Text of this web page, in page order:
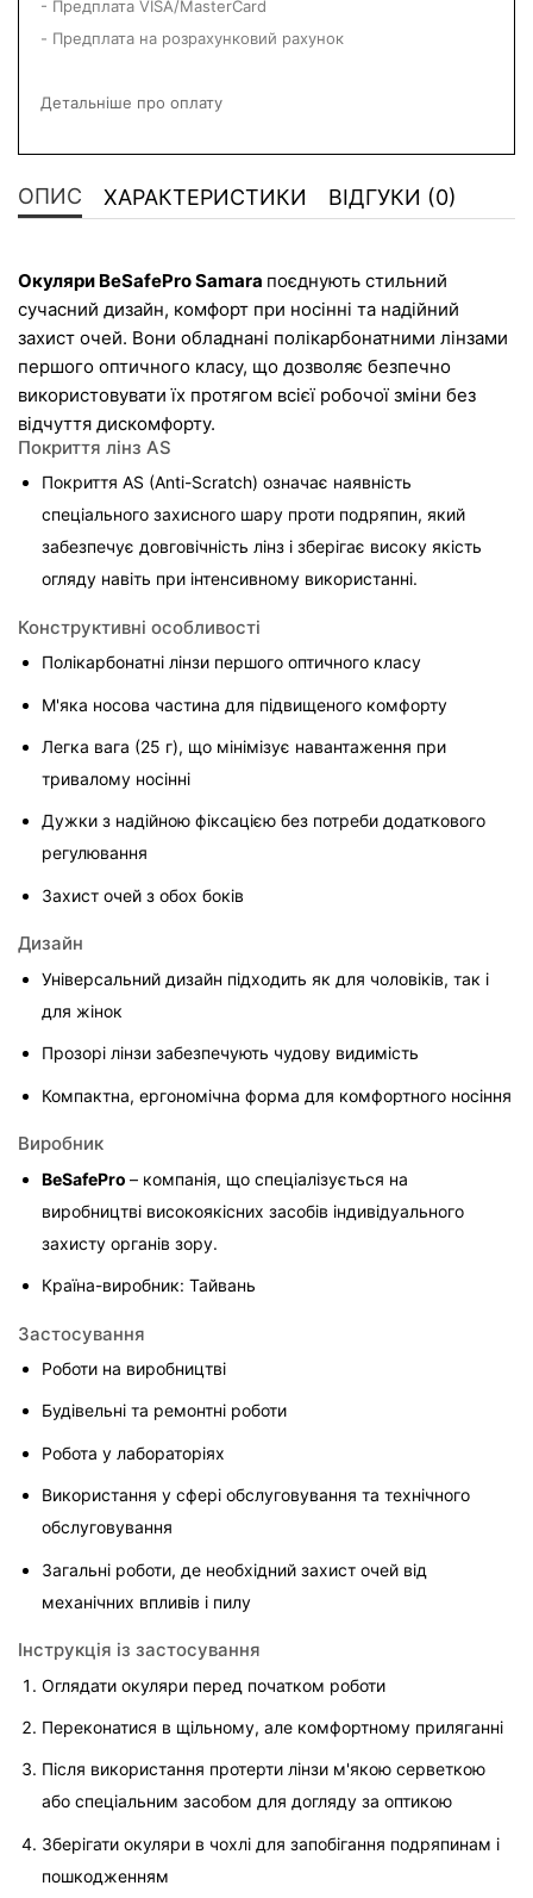
- Предплата VISA/MasterCard
- Предплата на розрахунковий рахунок
Детальніше про оплату
ОПИС ХАРАКТЕРИСТИКИ ВІДГУКИ (0)
Окуляри BeSafePro Samara поєднують стильний
сучасний дизайн, комфорт при носінні та надійний
захист очей. Вони обладнані полікарбонатними лінзами
першого оптичного класу, що дозволяє безпечно
використовувати їх протягом всієї робочої зміни без
відчуття дискомфорту.
Покриття лінз AS
Покриття AS (Anti-Scratch) означає наявність
спеціального захисного шару проти подряпин, який
забезпечує довговічність лінз і зберігає високу якість
огляду навіть при інтенсивному використанні.
Конструктивні особливості
Полікарбонатні лінзи першого оптичного класу
М'яка носова частина для підвищеного комфорту
Легка вага (25 г), що мінімізує навантаження при
тривалому носінні
Дужки з надійною фіксацією без потреби додаткового
регулювання
Захист очей з обох боків
Дизайн
Універсальний дизайн підходить як для чоловіків, так і
для жінок
Прозорі лінзи забезпечують чудову видимість
Компактна, ергономічна форма для комфортного носіння
Виробник
BeSafePro – компанія, що спеціалізується на
виробництві високоякісних засобів індивідуального
захисту органів зору.
Країна-виробник: Тайвань
Застосування
Роботи на виробництві
Будівельні та ремонтні роботи
Робота у лабораторіях
Використання у сфері обслуговування та технічного
обслуговування
Загальні роботи, де необхідний захист очей від
механічних впливів і пилу
Інструкція із застосування
Оглядати окуляри перед початком роботи
Переконатися в щільному, але комфортному приляганні
Після використання протерти лінзи м'якою серветкою
або спеціальним засобом для догляду за оптикою
Зберігати окуляри в чохлі для запобігання подряпинам і
пошкодженням